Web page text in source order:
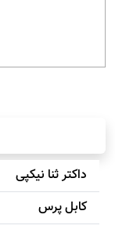
داکتر ثنا نیکپی
کابل پرس